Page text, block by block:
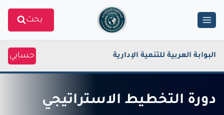
بحث
البوابة العربية للتنمية الإدارية حسابي
دورة التخطيط الاستراتيجي